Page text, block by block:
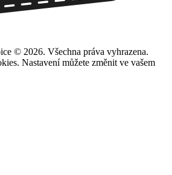
© 2026. Všechna práva vyhrazena.
Nastavení můžete změnit ve vašem